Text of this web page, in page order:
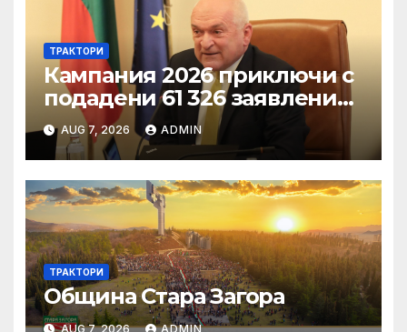
ТРАКТОРИ
Кампания 2026 приключи с
подадени 61 326 заявления
за подпомагане
AUG 7, 2026 ADMIN
ТРАКТОРИ
Община Стара Загора
AUG 7, 2026 ADMIN